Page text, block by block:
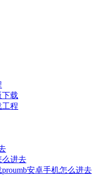
下载
工程
么进去
安卓手机怎么进去